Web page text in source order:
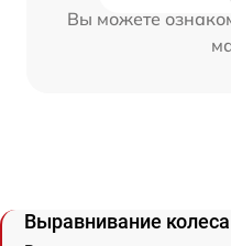
Вы можете
Выравнивание